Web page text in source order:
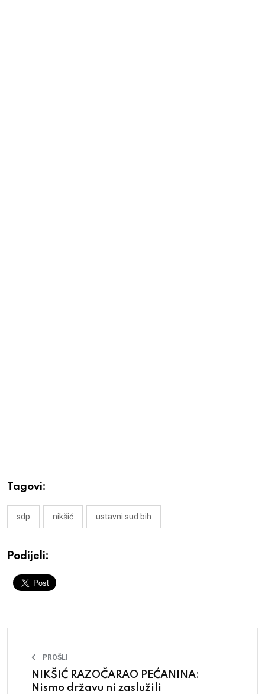
Tagovi:
sdp nikšić ustavni sud bih
Podijeli:
PROŠLI
NIKŠIĆ RAZOČARAO PEĆANINA:
Nismo državu ni zaslužili